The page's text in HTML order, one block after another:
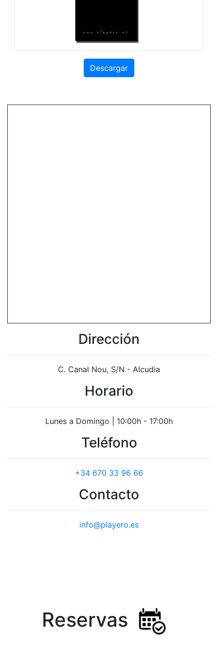
Descargar
Dirección
C. Canal Nou, S/N - Alcudia
Horario
Lunes a Domingo | 10:00h - 17:00h
Teléfono
+34 670 33 96 66
Contacto
info@playero.es
Reservas